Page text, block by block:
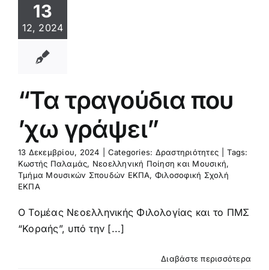
13
12, 2024
“Τα τραγούδια που
’χω γράψει”
13 Δεκεμβρίου, 2024 Categories: Δραστηριότητες
Tags:
Κωστής Παλαμάς, Νεοελληνική Ποίηση και Μουσική,
Τμήμα Μουσικών Σπουδών ΕΚΠΑ, Φιλοσοφική Σχολή
ΕΚΠΑ
Ο Τομέας Νεοελληνικής Φιλολογίας και το ΠΜΣ
“Κοραής”, υπό την [...]
Διαβάστε περισσότερα